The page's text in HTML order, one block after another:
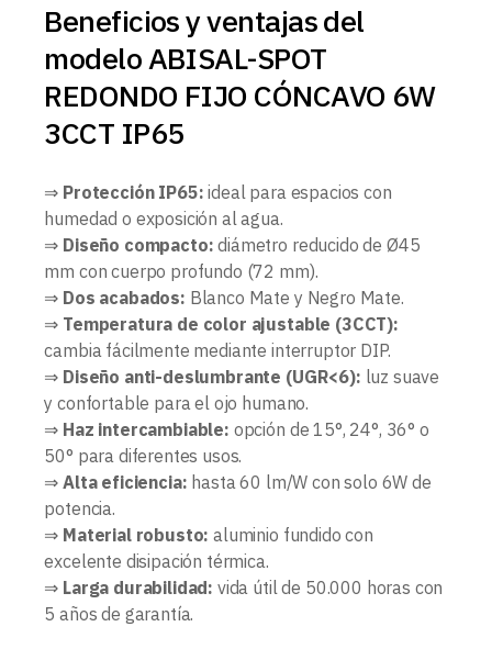
Beneficios y ventajas del
modelo ABISAL-SPOT
REDONDO FIJO CÓNCAVO 6W
3CCT IP65
⇒ Protección IP65: ideal para espacios con
humedad o exposición al agua.
⇒ Diseño compacto: diámetro reducido de Ø45
mm con cuerpo profundo (72 mm).
⇒ Dos acabados: Blanco Mate y Negro Mate.
⇒ Temperatura de color ajustable (3CCT):
cambia fácilmente mediante interruptor DIP.
⇒ Diseño anti-deslumbrante (UGR<6): luz suave
y confortable para el ojo humano.
⇒ Haz intercambiable: opción de 15°, 24°, 36° o
50° para diferentes usos.
⇒ Alta eficiencia: hasta 60 lm/W con solo 6W de
potencia.
⇒ Material robusto: aluminio fundido con
excelente disipación térmica.
⇒ Larga durabilidad: vida útil de 50.000 horas con
5 años de garantía.